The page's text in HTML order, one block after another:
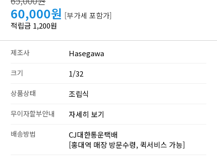
60,000원 [부가세 포함가]
적립금 1,200원
제조사 Hasegawa
크기 1/32
상품상태 조립식
무이자할부안내 자세히 보기
배송방법
CJ대한통운택배
[홍대역 매장 방문수령, 퀵서비스 가능]